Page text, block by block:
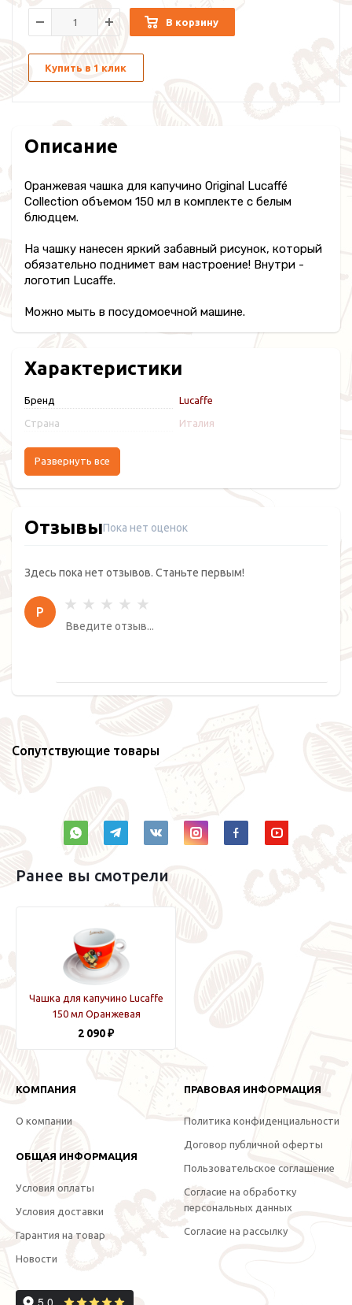
В корзину
Купить в 1 клик
Описание
Оранжевая чашка для капучино Original Lucaffé
Collection объемом 150 мл в комплекте с белым
блюдцем.
На чашку нанесен яркий забавный рисунок, который
обязательно поднимет вам настроение! Внутри -
логотип Lucaffe.
Можно мыть в посудомоечной машине.
Характеристики
Бренд Lucaffe
Страна Италия
Развернуть все
ОтзывыПока нет оценок
Здесь пока нет отзывов. Станьте первым!
Р
Сопутствующие товары
Ранее вы смотрели
Чашка для капучино Lucaffe
150 мл Оранжевая
2 090 ₽
КОМПАНИЯ
О компании
ОБЩАЯ ИНФОРМАЦИЯ
Условия оплаты
Условия доставки
Гарантия на товар
Новости
ПРАВОВАЯ ИНФОРМАЦИЯ
Политика конфиденциальности
Договор публичной оферты
Пользовательское соглашение
Согласие на обработку
персональных данных
Согласие на рассылку